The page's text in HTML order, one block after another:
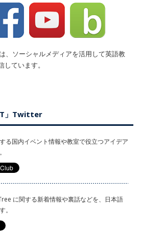
、ソーシャルメディアを活用して英語教
ています。
」Twitter
る国内イベント情報や教室で役立つアイデア
に関する新着情報や裏話などを、日本語
。